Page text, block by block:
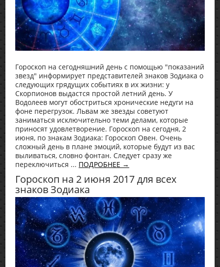
Гороскоп на сегодняшний день с помощью "показаний
звезд" информирует представителей знаков Зодиака о
следующих грядущих событиях в их жизни: у
Скорпионов выдастся простой летний день. У
Водолеев могут обостриться хронические недуги на
фоне перегрузок. Львам же звезды советуют
заниматься исключительно теми делами, которые
приносят удовлетворение. Гороскоп на сегодня, 2
июня, по знакам Зодиака: Гороскоп Овен. Очень
сложный день в плане эмоций, которые будут из вас
выливаться, словно фонтан. Следует сразу же
переключиться ... ПОДРОБНЕЕ →
Гороскоп на 2 июня 2017 для всех
знаков Зодиака